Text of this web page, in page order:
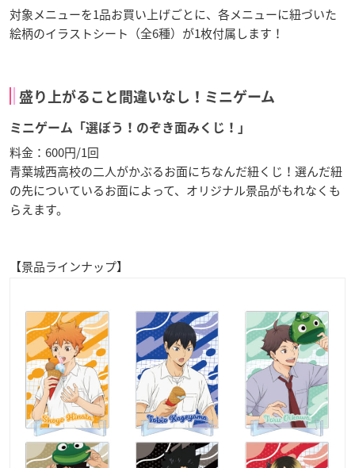
対象メニューを1品お買い上げごとに、各メニューに紐づいた
絵柄のイラストシート（全6種）が1枚付属します！
盛り上がること間違いなし！ミニゲーム
ミニゲーム「選ぼう！のぞき面みくじ！」
料金：600円/1回
青葉城西高校の二人がかぶるお面にちなんだ紐くじ！選んだ紐
の先についているお面によって、オリジナル景品がもれなくも
らえます。
【景品ラインナップ】